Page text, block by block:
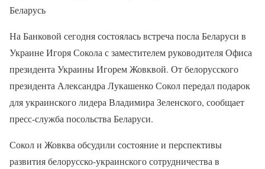
Беларусь
На Банковой сегодня состоялась встреча посла Беларуси в
Украине Игоря Сокола с заместителем руководителя Офиса
президента Украины Игорем Жовквой. От белорусского
президента Александра Лукашенко Сокол передал подарок
для украинского лидера Владимира Зеленского, сообщает
пресс-служба посольства Беларуси.
Сокол и Жовква обсудили состояние и перспективы
развития белорусско-украинского сотрудничества в